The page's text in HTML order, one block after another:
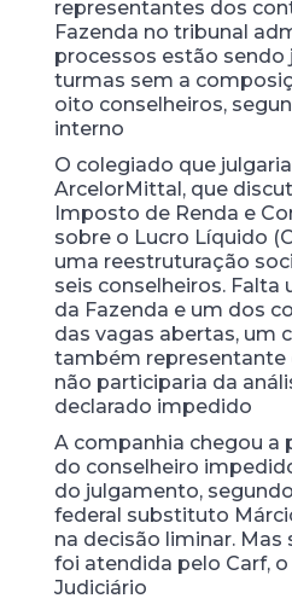
representantes dos
Fazenda no tribunal
processos estão sendo
turmas sem a
oito conselheiros,
interno
O colegiado que
ArcelorMittal, que
Imposto de Renda e
sobre o Lucro Líquido
uma reestruturação
seis conselheiros.
da Fazenda e um dos
das vagas abertas, um
também representante
não participaria da
declarado impedido
A companhia chegou a
do conselheiro
do julgamento,
federal substituto
na decisão liminar.
foi atendida pelo Carf,
Judiciário